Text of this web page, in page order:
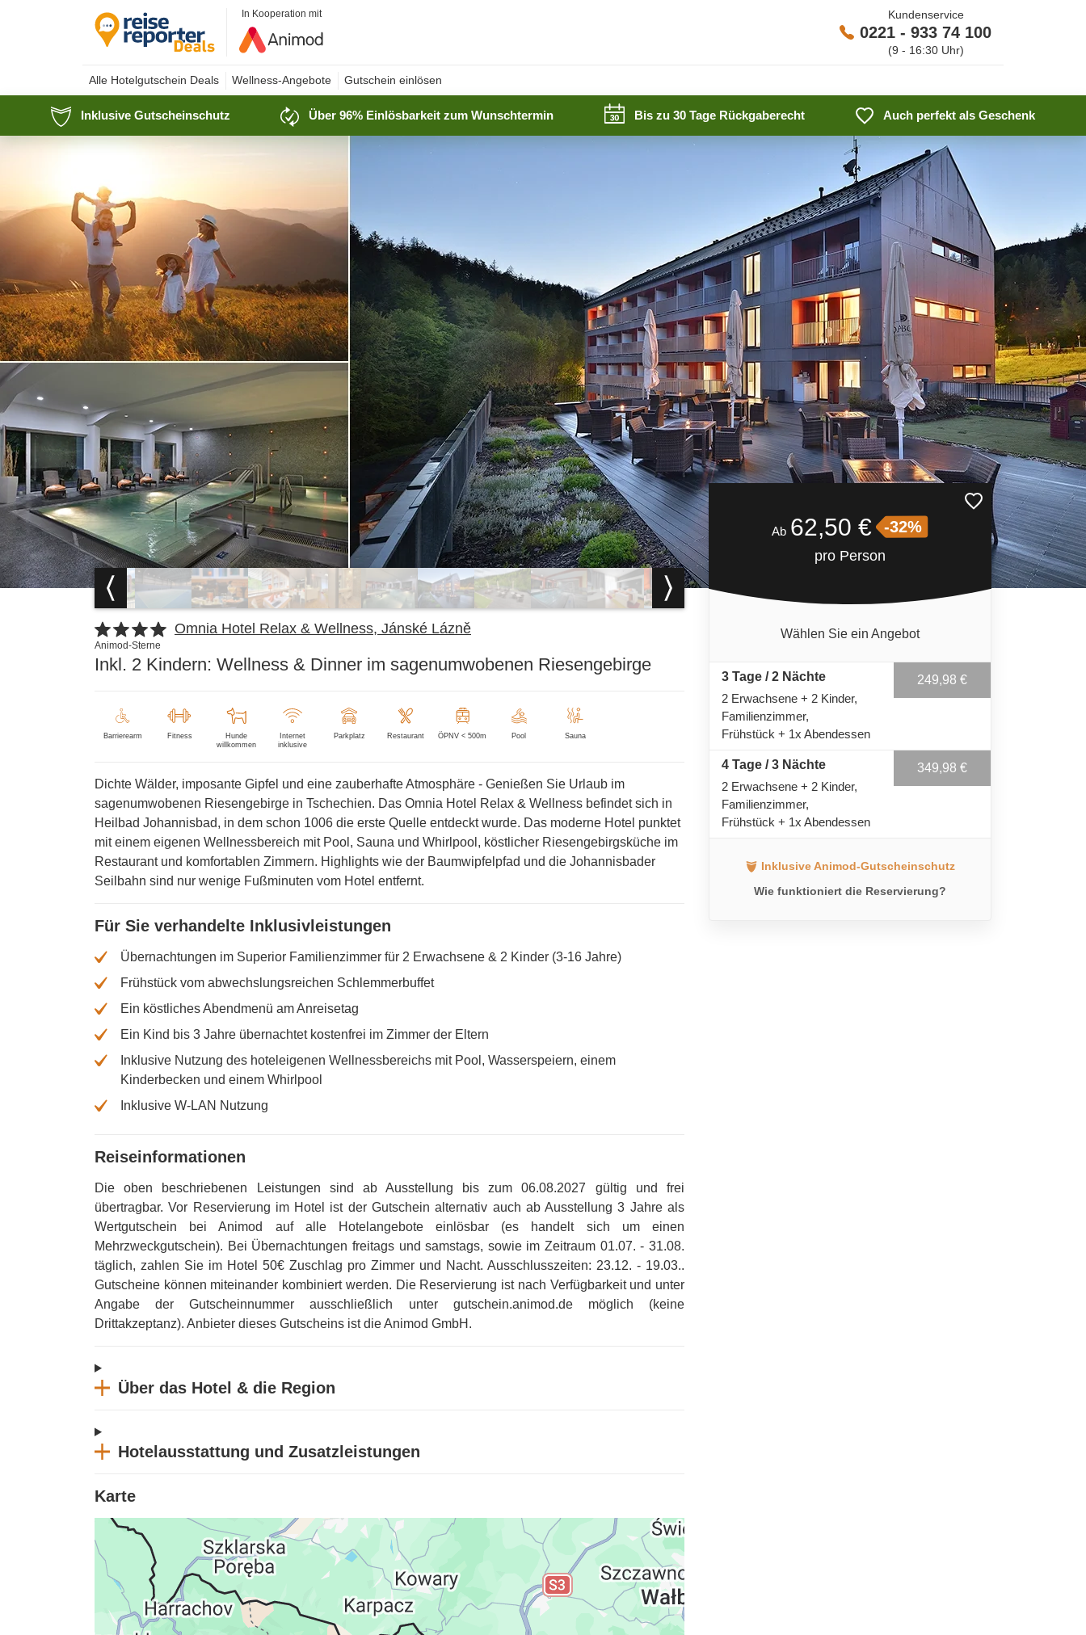
In Kooperation mit Kundenservice
0221 - 933 74 100
(9 - 16:30 Uhr)
Alle Hotelgutschein Deals Wellness-Angebote Gutschein einlösen
Inklusive Gutscheinschutz Über 96% Einlösbarkeit zum Wunschtermin Bis zu 30 Tage Rückgaberecht Auch perfekt als Geschenk
Animod-Sterne
Omnia Hotel Relax & Wellness, Jánské Lázně
Inkl. 2 Kindern: Wellness & Dinner im sagenumwobenen Riesengebirge
Barrierearm Fitness
Hunde
willkommen
Internet
inklusive
Parkplatz Restaurant ÖPNV < 500m Pool Sauna
Dichte Wälder, imposante Gipfel und eine zauberhafte Atmosphäre - Genießen Sie Urlaub im
sagenumwobenen Riesengebirge in Tschechien. Das Omnia Hotel Relax & Wellness befindet sich in
Heilbad Johannisbad, in dem schon 1006 die erste Quelle entdeckt wurde. Das moderne Hotel punktet
mit einem eigenen Wellnessbereich mit Pool, Sauna und Whirlpool, köstlicher Riesengebirgsküche im
Restaurant und komfortablen Zimmern. Highlights wie der Baumwipfelpfad und die Johannisbader
Seilbahn sind nur wenige Fußminuten vom Hotel entfernt.
Für Sie verhandelte Inklusivleistungen
Übernachtungen im Superior Familienzimmer für 2 Erwachsene & 2 Kinder (3-16 Jahre)
Frühstück vom abwechslungsreichen Schlemmerbuffet
Ein köstliches Abendmenü am Anreisetag
Ein Kind bis 3 Jahre übernachtet kostenfrei im Zimmer der Eltern
Inklusive Nutzung des hoteleigenen Wellnessbereichs mit Pool, Wasserspeiern, einem
Kinderbecken und einem Whirlpool
Inklusive W-LAN Nutzung
Reiseinformationen
Die oben beschriebenen Leistungen sind ab Ausstellung bis zum 06.08.2027 gültig und frei
übertragbar.Vor Reservierung im Hotel ist der Gutschein alternativ auch ab Ausstellung 3 Jahre als
Wertgutschein bei Animod auf alle Hotelangebote einlösbar (es handelt sich um einen
Mehrzweckgutschein). Bei Übernachtungen freitags und samstags, sowie im Zeitraum 01.07. - 31.08.
täglich, zahlen Sie im Hotel 50€ Zuschlag pro Zimmer und Nacht. Ausschlusszeiten: 23.12. - 19.03..
Gutscheine können miteinander kombiniert werden. Die Reservierung ist nach Verfügbarkeit und unter
Angabe der Gutscheinnummer ausschließlich unter gutschein.animod.de möglich (keine
Drittakzeptanz). Anbieter dieses Gutscheins ist die Animod GmbH .
Über das Hotel & die Region
Hotelausstattung und Zusatzleistungen
Karte
Ab 62,50 € -32%
pro Person
Wählen Sie ein Angebot
3 Tage / 2 Nächte
249,98 €
2 Erwachsene + 2 Kinder
Familienzimmer
Frühstück + 1x Abendessen
4 Tage / 3 Nächte
349,98 €
2 Erwachsene + 2 Kinder
Familienzimmer
Frühstück + 1x Abendessen
Inklusive Animod-Gutscheinschutz
Wie funktioniert die Reservierung?